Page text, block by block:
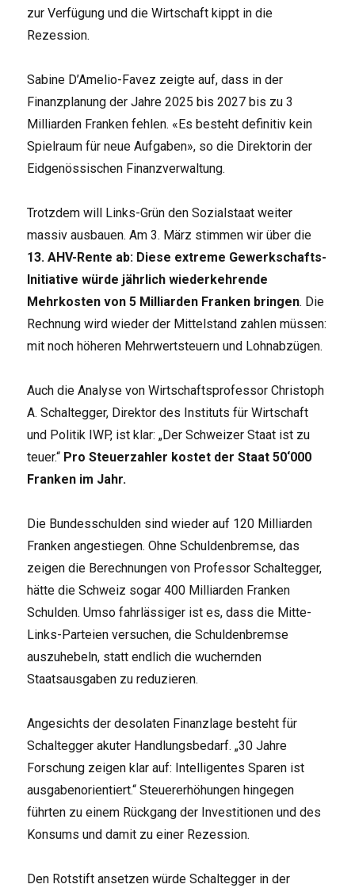
zur Verfügung und die Wirtschaft kippt in die
Rezession.
Sabine D’Amelio-Favez zeigte auf, dass in der
Finanzplanung der Jahre 2025 bis 2027 bis zu 3
Milliarden Franken fehlen. «Es besteht definitiv kein
Spielraum für neue Aufgaben», so die Direktorin der
Eidgenössischen Finanzverwaltung.
Trotzdem will Links-Grün den Sozialstaat weiter
massiv ausbauen. Am 3. März stimmen wir über die
13. AHV-Rente ab: Diese extreme Gewerkschafts-
Initiative würde jährlich wiederkehrende
Mehrkosten von 5 Milliarden Franken bringen. Die
Rechnung wird wieder der Mittelstand zahlen müssen:
mit noch höheren Mehrwertsteuern und Lohnabzügen.
Auch die Analyse von Wirtschaftsprofessor Christoph
A. Schaltegger, Direktor des Instituts für Wirtschaft
und Politik IWP, ist klar: „Der Schweizer Staat ist zu
teuer.“ Pro Steuerzahler kostet der Staat 50‘000
Franken im Jahr.
Die Bundesschulden sind wieder auf 120 Milliarden
Franken angestiegen. Ohne Schuldenbremse, das
zeigen die Berechnungen von Professor Schaltegger,
hätte die Schweiz sogar 400 Milliarden Franken
Schulden. Umso fahrlässiger ist es, dass die Mitte-
Links-Parteien versuchen, die Schuldenbremse
auszuhebeln, statt endlich die wuchernden
Staatsausgaben zu reduzieren.
Angesichts der desolaten Finanzlage besteht für
Schaltegger akuter Handlungsbedarf. „30 Jahre
Forschung zeigen klar auf: Intelligentes Sparen ist
ausgabenorientiert.“ Steuererhöhungen hingegen
führten zu einem Rückgang der Investitionen und des
Konsums und damit zu einer Rezession.
Den Rotstift ansetzen würde Schaltegger in der